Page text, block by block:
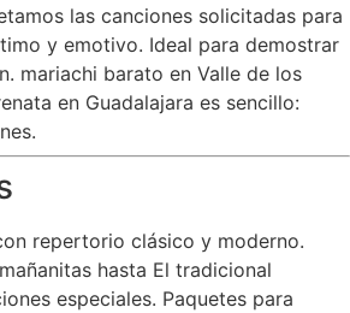
las canciones solicitadas para
y emotivo. Ideal para demostrar
mariachi barato en Valle de los
en Guadalajara es sencillo:
repertorio clásico y moderno.
hasta El tradicional
especiales. Paquetes para